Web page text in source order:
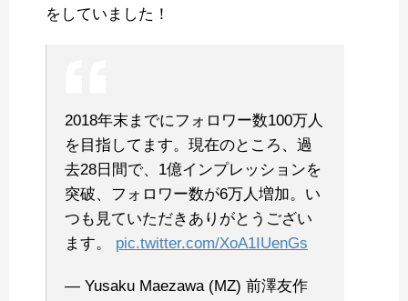
をしていました！
2018年末までにフォロワー数100万人
を目指してます。現在のところ、過
去28日間で、1億インプレッションを
突破、フォロワー数が6万人増加。い
つも見ていただきありがとうござい
ます。 pic.twitter.com/XoA1IUenGs
— Yusaku Maezawa (MZ) 前澤友作